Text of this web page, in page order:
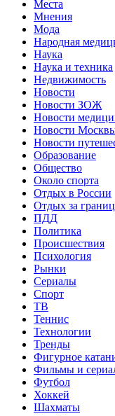
Места
Мнения
Мода
Народная
Наука
Наука и техника
Недвижимость
Новости
Новости ЗОЖ
Новости
Новости
Новости
Образование
Общество
Около спорта
Отдых в России
Отдых за
ПДД
Политика
Происшествия
Психология
Рынки
Сериалы
Спорт
ТВ
Теннис
Технологии
Тренды
Фигурное
Фильмы и
Футбол
Хоккей
Шахматы